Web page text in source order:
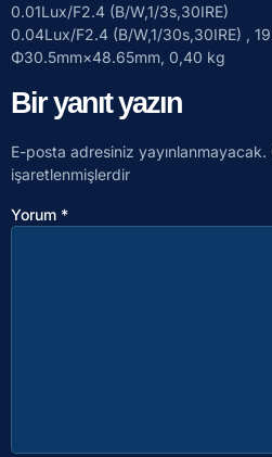
0.01Lux/F2.4 (B/W,1/3s,30IRE)
0.04Lux/F2.4 (B/W,1/30s,30IRE) ,
Φ30.5mm×48.65mm, 0,40 kg
Bir yanıt yazın
E-posta adresiniz yayınlanmayacak.
işaretlenmişlerdir
Yorum *